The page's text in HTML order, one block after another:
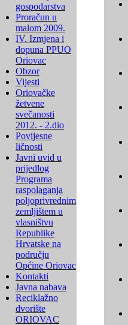
gospodarstva
Proračun u
malom 2009.
IV. Izmjena i
dopuna PPUO
Oriovac
Obzor
Vijesti
Oriovačke
žetvene
svečanosti
2012. - 2.dio
Povijesne
ličnosti
Javni uvid u
prijedlog
Programa
raspolaganja
poljoprivrednim
zemljištem u
vlasništvu
Republike
Hrvatske na
području
Općine Oriovac
Kontakti
Javna nabava
Reciklažno
dvorište
ORIOVAC